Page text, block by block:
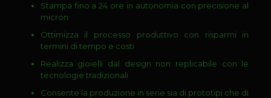
Stampa fino a 24 ore in autonomia con precisione al
micron
Ottimizza il processo produttivo con risparmi in
termini di tempo e costi
Realizza gioielli dal design non replicabile con le
tecnologie tradizionali
Consente la produzione in serie sia di prototipi che di